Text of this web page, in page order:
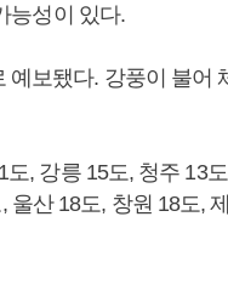
능성이 있다.
보됐다. 강풍이 불어
, 강릉 15도, 청주 13
울산 18도, 창원 18도,